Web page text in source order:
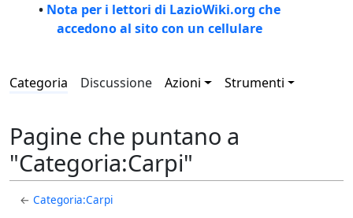
• Nota per i lettori di LazioWiki.org che
accedono al sito con un cellulare
Categoria Discussione Azioni Strumenti
Pagine che puntano a
"Categoria:Carpi"
←Categoria:Carpi